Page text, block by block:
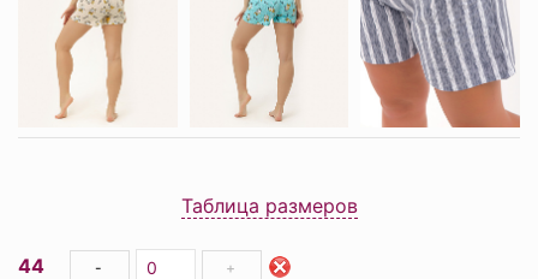
Таблица размеров
44 - +